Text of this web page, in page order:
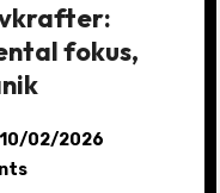
fokus,
10/02/2026